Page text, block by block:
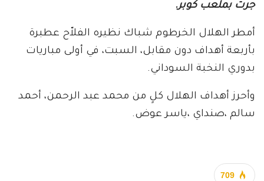
جرت بملعب كوبر.
أمطر الهلال الخرطوم شباك نظيره الفلاّح عطبرة
بأربعة أهداف دون مقابل، السبت، في أولى مباريات
بدوري النخبة السوداني.
وأحرز أهداف الهلال كلٍ من محمد عبد الرحمن، أحمد
سالم ،صنداي ،ياسر عوض.
709